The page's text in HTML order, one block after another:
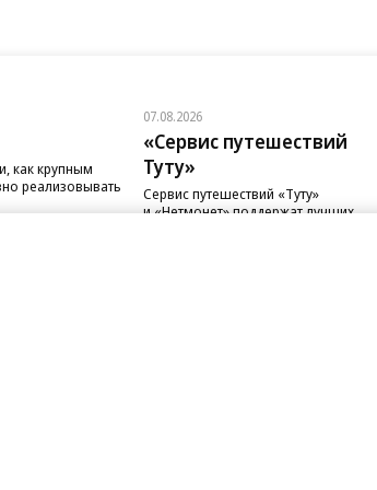
как крупным
реализовывать
07.08.2026
«Сервис путешествий
Туту»
Сервис путешествий «Туту»
и «Нетмонет» поддержат лучших